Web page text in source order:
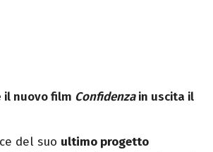
il nuovo film Confidenzain uscita il
del suo ultimo progetto